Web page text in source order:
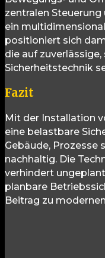
zentralen
ein
positioniert sich
die auf
Sicherheitstechnik
Fazit
Mit der Installation
eine belastbare
Gebäude, Prozesse
nachhaltig. Die
verhindert
planbare
Beitrag zu